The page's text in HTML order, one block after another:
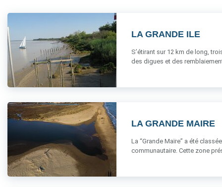
LA GRANDE ILE
S’étirant sur 12 km de long,
des digues et des
LA GRANDE MAIRE
La “Grande Maïre” a été
communautaire. Cette zone